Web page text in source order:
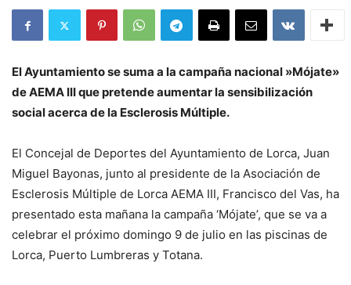
El Ayuntamiento se suma a la campaña nacional »Mójate»
de AEMA III que pretende aumentar la sensibilización
social acerca de la Esclerosis Múltiple.
El Concejal de Deportes del Ayuntamiento de Lorca, Juan
Miguel Bayonas, junto al presidente de la Asociación de
Esclerosis Múltiple de Lorca AEMA III, Francisco del Vas, ha
presentado esta mañana la campaña ‘Mójate’, que se va a
celebrar el próximo domingo 9 de julio en las piscinas de
Lorca, Puerto Lumbreras y Totana.